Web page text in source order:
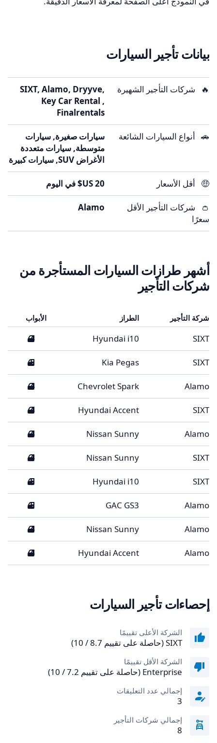
بيانات تأجير السيارات
🔥 شركات التأجير الشهيرة
SIXT, Alamo, Dryyve,
Key Car Rental ,
Finalrentals
🚗 أنواع السيارات الشائعة
سيارات صغيرة, سيارات
متوسطة, سيارات متعددة
الأغراض SUV, سيارات كبيرة
🤑 أقل الأسعار
👛
شركات التأجير الأقل
سعرًا
Alamo
أشهر طرازات السيارات المستأجرة من
شركات التأجير
شركة التأجير الطراز الأبواب
SIXT
Hyundai i10
4
SIXT
Kia Pegas
5
Alamo
Chevrolet Spark
4
SIXT
Hyundai Accent
4
Alamo
Nissan Sunny
4
SIXT
Nissan Sunny
4
SIXT
Hyundai i10
5
Alamo
GAC GS3
5
Alamo
Nissan Sunny
4
Alamo
Hyundai Accent
4
إحصاءات تأجير السيارات
الشركة الأعلى تقييمًا
SIXT (حاصلة على تقييم 8.7 / 10)
الشركة الأقل تقييمًا
Enterprise (حاصلة على تقييم 7.2 / 10)
إجمالي عدد التعليقات
3
إجمالي شركات التأجير
8